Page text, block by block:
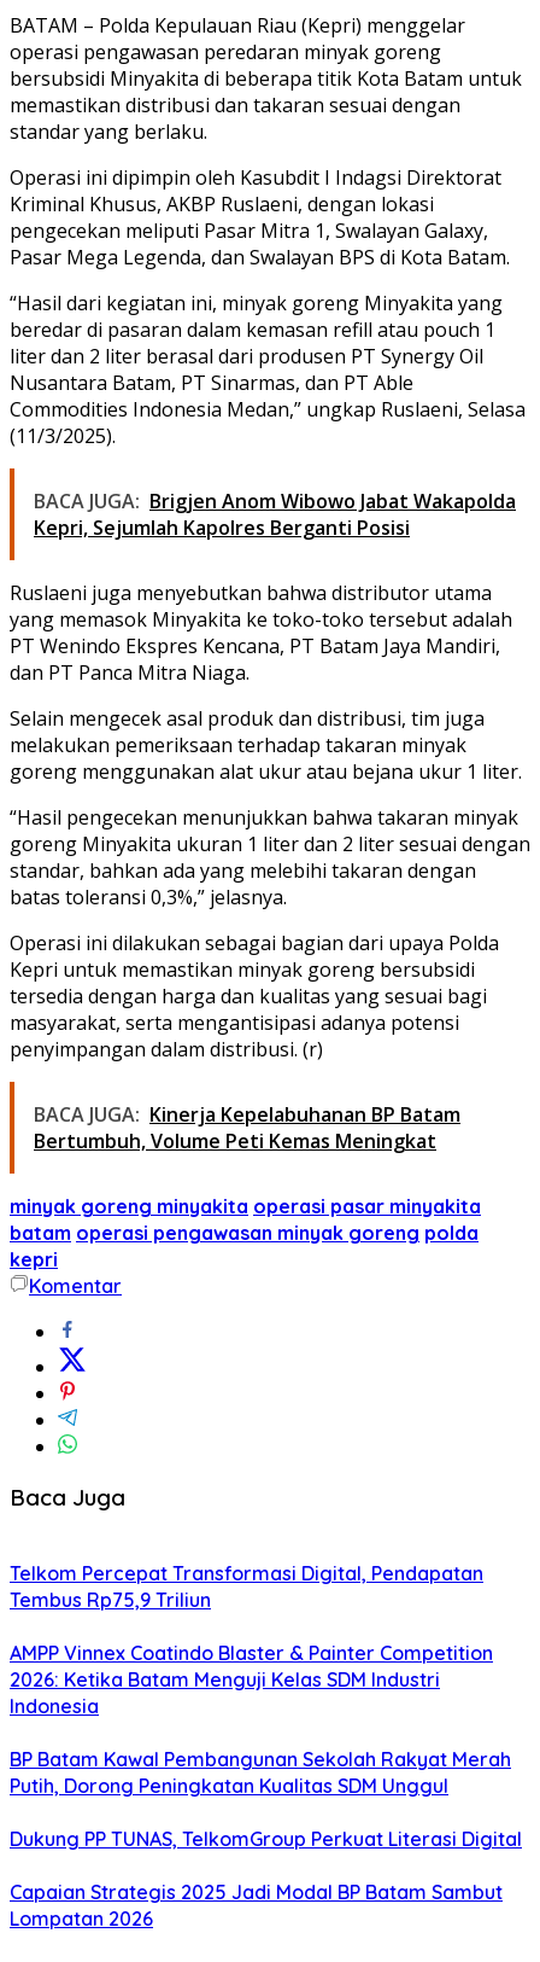
BATAM – Polda Kepulauan Riau (Kepri) menggelar
operasi pengawasan peredaran minyak goreng
bersubsidi Minyakita di beberapa titik Kota Batam untuk
memastikan distribusi dan takaran sesuai dengan
standar yang berlaku.
Operasi ini dipimpin oleh Kasubdit I Indagsi Direktorat
Kriminal Khusus, AKBP Ruslaeni, dengan lokasi
pengecekan meliputi Pasar Mitra 1, Swalayan Galaxy,
Pasar Mega Legenda, dan Swalayan BPS di Kota Batam.
“Hasil dari kegiatan ini, minyak goreng Minyakita yang
beredar di pasaran dalam kemasan refill atau pouch 1
liter dan 2 liter berasal dari produsen PT Synergy Oil
Nusantara Batam, PT Sinarmas, dan PT Able
Commodities Indonesia Medan,” ungkap Ruslaeni, Selasa
(11/3/2025).
BACA JUGA: Brigjen Anom Wibowo Jabat Wakapolda
Kepri, Sejumlah Kapolres Berganti Posisi
Ruslaeni juga menyebutkan bahwa distributor utama
yang memasok Minyakita ke toko-toko tersebut adalah
PT Wenindo Ekspres Kencana, PT Batam Jaya Mandiri,
dan PT Panca Mitra Niaga.
Selain mengecek asal produk dan distribusi, tim juga
melakukan pemeriksaan terhadap takaran minyak
goreng menggunakan alat ukur atau bejana ukur 1 liter.
“Hasil pengecekan menunjukkan bahwa takaran minyak
goreng Minyakita ukuran 1 liter dan 2 liter sesuai dengan
standar, bahkan ada yang melebihi takaran dengan
batas toleransi 0,3%,” jelasnya.
Operasi ini dilakukan sebagai bagian dari upaya Polda
Kepri untuk memastikan minyak goreng bersubsidi
tersedia dengan harga dan kualitas yang sesuai bagi
masyarakat, serta mengantisipasi adanya potensi
penyimpangan dalam distribusi. (r)
BACA JUGA: Kinerja Kepelabuhanan BP Batam
Bertumbuh, Volume Peti Kemas Meningkat
minyak goreng minyakita operasi pasar minyakita
batam operasi pengawasan minyak goreng polda
kepri
Komentar
Baca Juga
Telkom Percepat Transformasi Digital, Pendapatan
Tembus Rp75,9 Triliun
AMPP Vinnex Coatindo Blaster & Painter Competition
2026: Ketika Batam Menguji Kelas SDM Industri
Indonesia
BP Batam Kawal Pembangunan Sekolah Rakyat Merah
Putih, Dorong Peningkatan Kualitas SDM Unggul
Dukung PP TUNAS, TelkomGroup Perkuat Literasi Digital
Capaian Strategis 2025 Jadi Modal BP Batam Sambut
Lompatan 2026